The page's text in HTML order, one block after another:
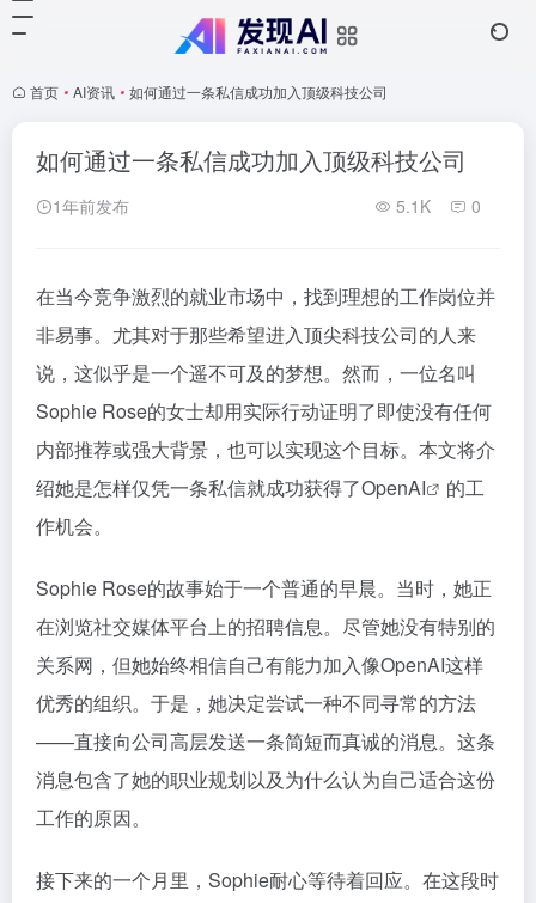
首页 • AI资讯 • 如何通过一条私信成功加入顶级科技公司
如何通过一条私信成功加入顶级科技公司
1年前发布 5.1K 0
在当今竞争激烈的就业市场中，找到理想的工作岗位并
非易事。尤其对于那些希望进入顶尖科技公司的人来
说，这似乎是一个遥不可及的梦想。然而，一位名叫
Sophie Rose的女士却用实际行动证明了即使没有任何
内部推荐或强大背景，也可以实现这个目标。本文将介
绍她是怎样仅凭一条私信就成功获得了OpenAI
的工
作机会。
Sophie Rose的故事始于一个普通的早晨。当时，她正
在浏览社交媒体平台上的招聘信息。尽管她没有特别的
关系网，但她始终相信自己有能力加入像OpenAI这样
优秀的组织。于是，她决定尝试一种不同寻常的方法
——直接向公司高层发送一条简短而真诚的消息。这条
消息包含了她的职业规划以及为什么认为自己适合这份
工作的原因。
接下来的一个月里，Sophie耐心等待着回应。在这段时